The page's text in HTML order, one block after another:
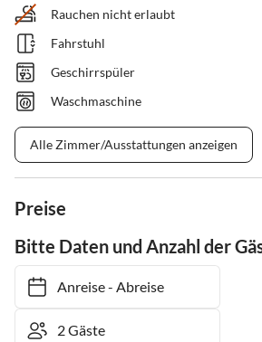
Rauchen nicht erlaubt
Fahrstuhl
Geschirrspüler
Waschmaschine
Alle Zimmer/Ausstattungen anzeigen
Preise
Bitte Daten und Anzahl der
Anreise- Abreise